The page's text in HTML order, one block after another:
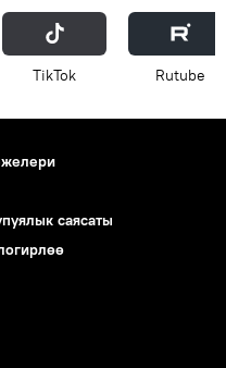
ТikТоk Rutube
саясаты